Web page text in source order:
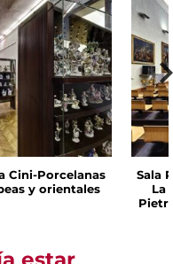
Cini-Porcelanas
y orientales
Sala
La